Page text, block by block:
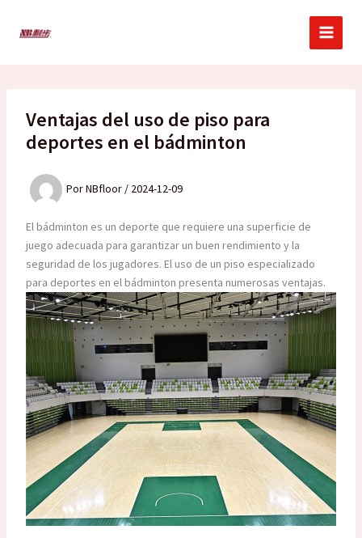
Ventajas del uso de piso para
deportes en el bádminton
PorNBfloor / 2024-12-09
El bádminton es un deporte que requiere una superficie de
juego adecuada para garantizar un buen rendimiento y la
seguridad de los jugadores. El uso de un piso especializado
para deportes en el bádminton presenta numerosas ventajas.